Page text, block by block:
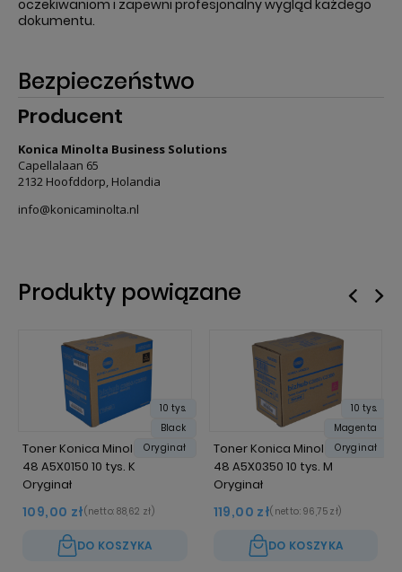
oczekiwaniom i zapewni profesjonalny wygląd każdego
dokumentu.
Bezpieczeństwo
Producent
Konica Minolta Business Solutions
Capellalaan 65
2132 Hoofddorp, Holandia
info@konicaminolta.nl
Produkty powiązane
10 tys.
Black
Oryginał
Toner Konica Minolta TNP-
48 A5X0150 10 tys. K
Oryginał
109,00 zł(netto: 88,62 zł)
DO KOSZYKA
10 tys.
Magenta
Oryginał
Toner Konica Minolta TNP-
48 A5X0350 10 tys. M
Oryginał
119,00 zł(netto: 96,75 zł)
DO KOSZYKA